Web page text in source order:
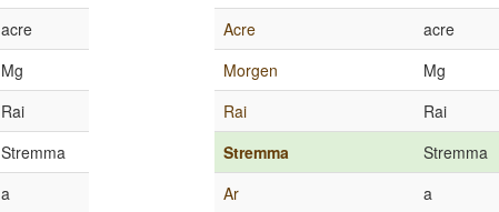
acre
Mg
Rai
Stremma
a
Acre
acre
Morgen
Mg
Rai
Rai
Stremma
Stremma
Ar
a